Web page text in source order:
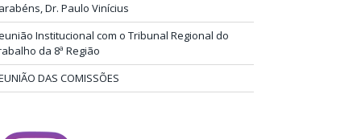
Dr. Paulo Vinícius
Institucional com o Tribunal Regional do
da 8ª Região
DAS COMISSÕES